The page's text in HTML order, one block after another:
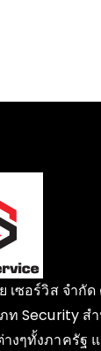
เซอร์วิส จำกัด
ท Security ส
งๆทั้งภาครัฐ